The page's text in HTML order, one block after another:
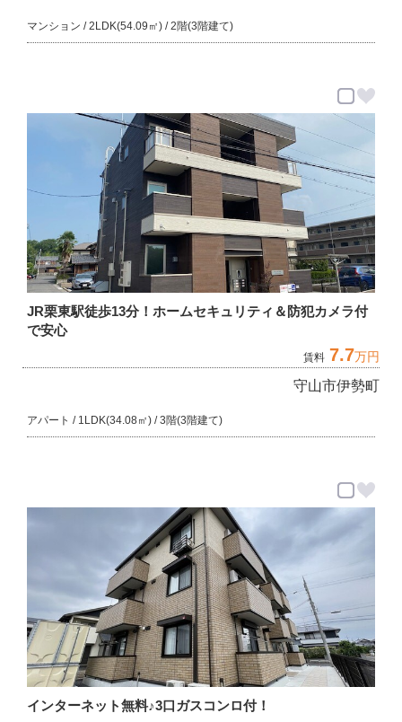
マンション / 2LDK(54.09㎡) / 2階(3階建て)
JR栗東駅徒歩13分！ホームセキュリティ＆防犯カメラ付
で安心
守山市伊勢町
賃料 7.7万円
アパート / 1LDK(34.08㎡) / 3階(3階建て)
インターネット無料♪3口ガスコンロ付！